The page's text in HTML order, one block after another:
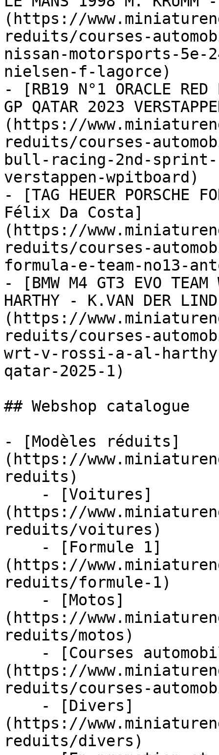
(https://
reduits/courses-
nissan-motorsports-5e-
nielsen-f-lagorce)
- [RB19 N°1 ORACLE RED
GP QATAR 2023
(https://
reduits/courses-
bull-racing-2nd-sprint-
verstappen-wpitboard)
- [TAG HEUER PORSCHE
Félix Da Costa]
(https://
reduits/courses-
formula-e-team-no13-
- [BMW M4 GT3 EVO
HARTHY - K.VAN DER
(https://
reduits/courses-
wrt-v-rossi-a-al-
qatar-2025-1)
## Webshop catalogue
- [Modèles réduits]
(https://
reduits)
(https://
reduits/voitures)
(https://
reduits/formule-1)
(https://
reduits/motos)
(https://
reduits/courses-
(https://
reduits/divers)